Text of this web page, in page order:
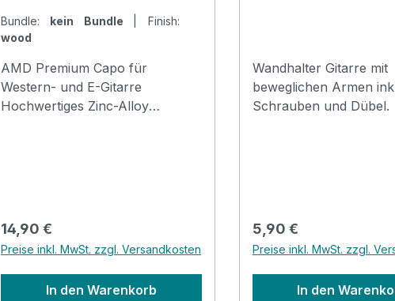
Bundle: kein Bundle
Finish:
wood
AMD Premium Capo für
Western- und E-Gitarre
Hochwertiges Zinc-Alloy
Regulärer Preis:
14,90 €
Preise inkl. MwSt. zzgl. Versandkosten
In den Warenkorb
Wandhalter Gitarre mit
beweglichen Armen
Schrauben und Dübel.
Regulärer Preis:
5,90 €
Preise inkl. MwSt. zzgl.
In den